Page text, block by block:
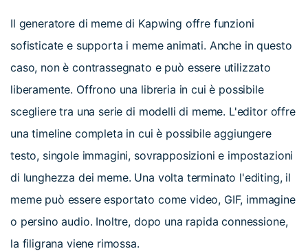
Il generatore di meme di Kapwing offre funzioni
sofisticate e supporta i meme animati. Anche in questo
caso, non è contrassegnato e può essere utilizzato
liberamente. Offrono una libreria in cui è possibile
scegliere tra una serie di modelli di meme. L'editor offre
una timeline completa in cui è possibile aggiungere
testo, singole immagini, sovrapposizioni e impostazioni
di lunghezza dei meme. Una volta terminato l'editing, il
meme può essere esportato come video, GIF, immagine
o persino audio. Inoltre, dopo una rapida connessione,
la filigrana viene rimossa.